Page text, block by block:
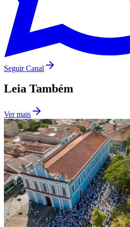
Fluminense
Seguir Canal
Leia Também
Ver mais